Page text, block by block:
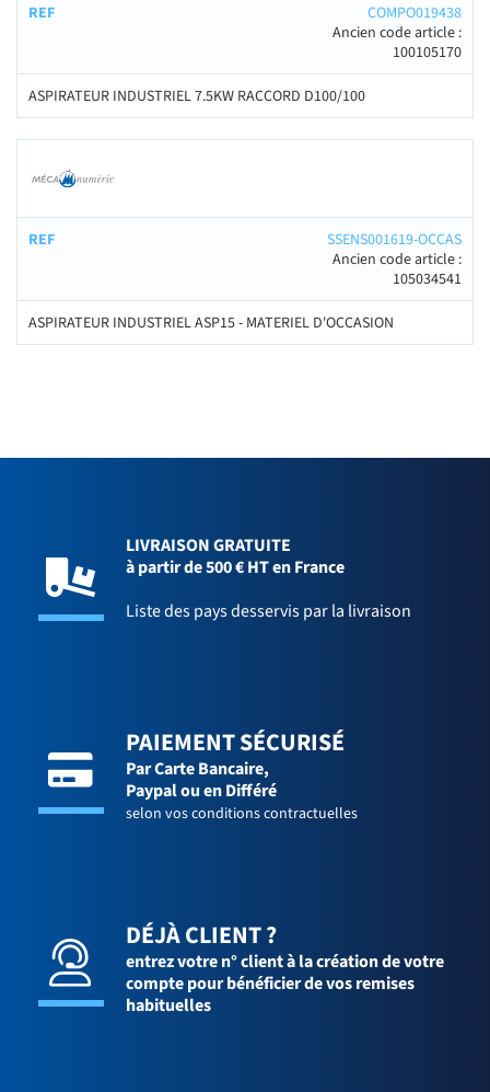
COMPO019438
Ancien code article :
100105170
ASPIRATEUR INDUSTRIEL 7.5KW RACCORD D100/100
SSENS001619-OCCAS
Ancien code article :
105034541
ASPIRATEUR INDUSTRIEL ASP15 - MATERIEL D'OCCASION
LIVRAISON GRATUITE
à partir de 500 € HT en France
Liste des pays desservis par la livraison
PAIEMENT SÉCURISÉ
Par Carte Bancaire,
Paypal ou en Différé
selon vos conditions contractuelles
DÉJÀ CLIENT ?
entrez votre n° client à la création de votre
compte pour bénéficier de vos remises
habituelles